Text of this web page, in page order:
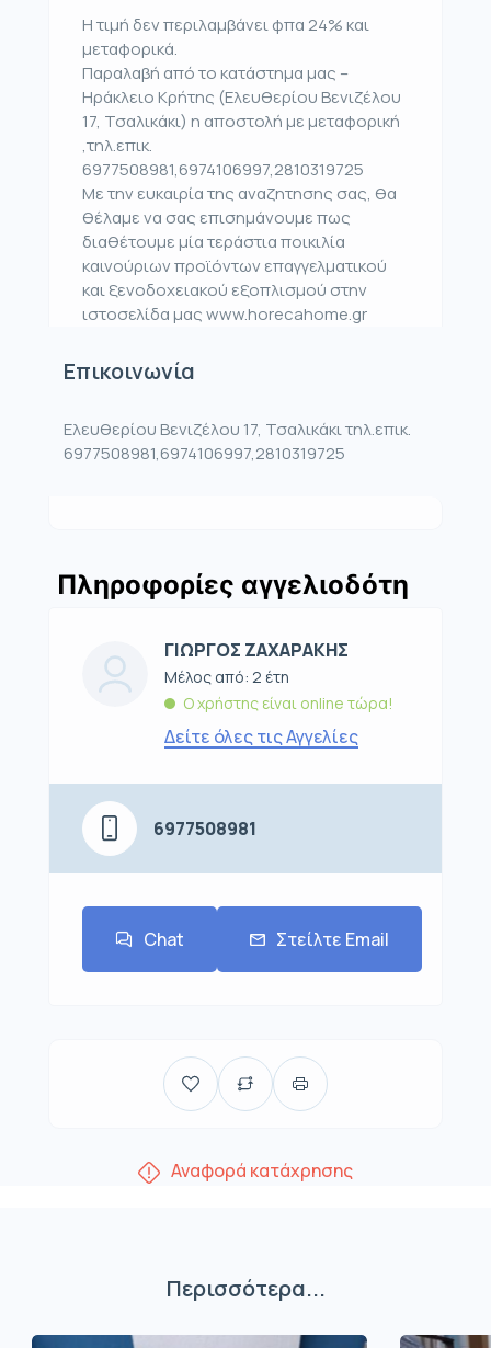
Η τιμή δεν περιλαμβάνει φπα 24% και
μεταφορικά.
Παραλαβή από το κατάστημα μας –
Ηράκλειο Κρήτης (Ελευθερίου Βενιζέλου
17, Τσαλικάκι) η αποστολή με μεταφορική
,τηλ.επικ.
6977508981,6974106997,2810319725
Με την ευκαιρία της αναζητησης σας, θα
θέλαμε να σας επισημάνουμε πως
διαθέτουμε μία τεράστια ποικιλία
καινούριων προϊόντων επαγγελματικού
και ξενοδοχειακού εξοπλισμού στην
ιστοσελίδα μας www.horecahome.gr
Επικοινωνία
Ελευθερίου Βενιζέλου 17, Τσαλικάκι τηλ.επικ.
6977508981,6974106997,2810319725
Πληροφορίες αγγελιοδότη
ΓΙΩΡΓΟΣ ΖΑΧΑΡΑΚΗΣ
Μέλος από: 2 έτη
Ο χρήστης είναι online τώρα!
Δείτε όλες τις Αγγελίες
6977508981
Chat Στείλτε Email
Αναφορά κατάχρησης
Περισσότερα...